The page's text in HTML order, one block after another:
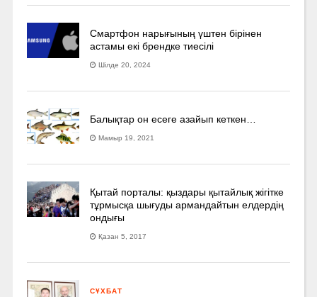
Смартфон нарығының үштен бірінен
астамы екі брендке тиесілі
Шілде 20, 2024
Балықтар он есеге азайып кеткен…
Мамыр 19, 2021
Қытай порталы: қыздары қытайлық жігітке
тұрмысқа шығуды армандайтын елдердің
ондығы
Қазан 5, 2017
СҰХБАТ